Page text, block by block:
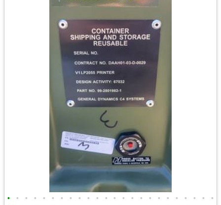
• • • • • • • • • • • • • • • • • • • • • • • •